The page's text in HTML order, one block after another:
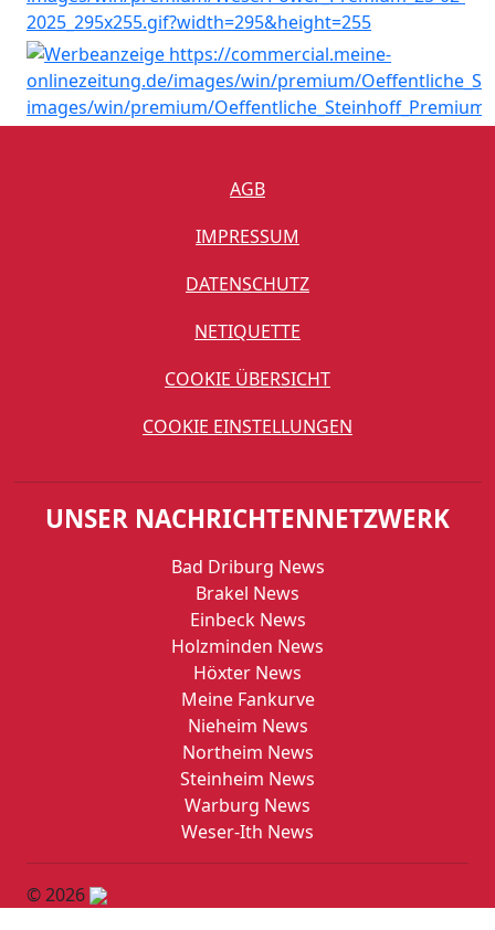
AGB
IMPRESSUM
DATENSCHUTZ
NETIQUETTE
COOKIE ÜBERSICHT
COOKIE EINSTELLUNGEN
UNSER NACHRICHTENNETZWERK
Bad Driburg News
Brakel News
Einbeck News
Holzminden News
Höxter News
Meine Fankurve
Nieheim News
Northeim News
Steinheim News
Warburg News
Weser-Ith News
© 2026